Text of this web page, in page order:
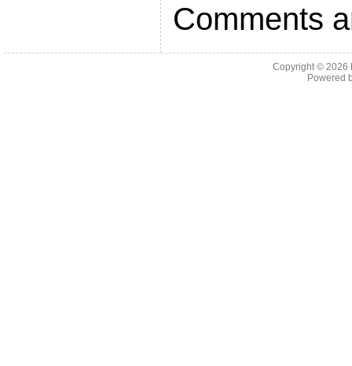
Comments
Copyright © 2026
Powered